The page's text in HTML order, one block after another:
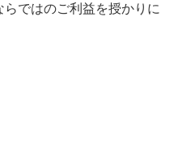
らではのご利益を授かりに